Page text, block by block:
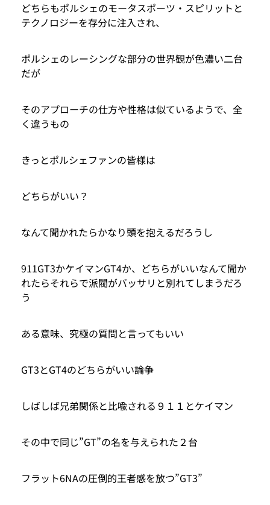
どちらもポルシェのモータスポーツ・スピリットと
テクノロジーを存分に注入され、
ポルシェのレーシングな部分の世界観が色濃い二台
だが
そのアプローチの仕方や性格は似ているようで、全
く違うもの
きっとポルシェファンの皆様は
どちらがいい？
なんて聞かれたらかなり頭を抱えるだろうし
911GT3かケイマンGT4か、どちらがいいなんて聞か
れたらそれらで派閥がバッサリと別れてしまうだろ
う
ある意味、究極の質問と言ってもいい
GT3とGT4のどちらがいい論争
しばしば兄弟関係と比喩される９１１とケイマン
その中で同じ”GT”の名を与えられた２台
フラット6NAの圧倒的王者感を放つ”GT3”